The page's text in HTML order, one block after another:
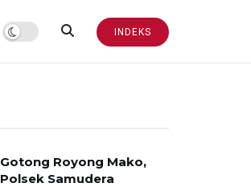
INDEKS
Gotong Royong Mako,
Polsek Samudera